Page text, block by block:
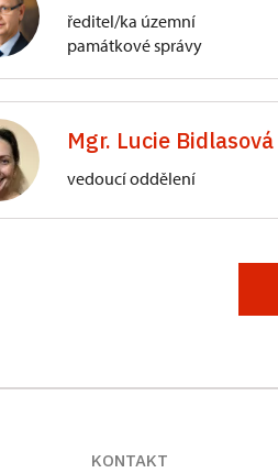
ředitel/ka územní
památkové správy
3/, Sychrov 3Mgr. Lucie Bidlasová
vedoucí oddělení
KONTAKT